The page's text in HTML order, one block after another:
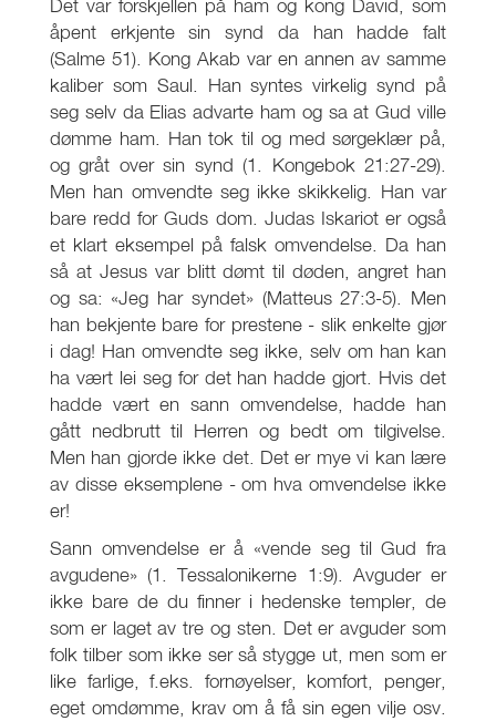
Det var forskjellen på ham og kong David, som
åpent erkjente sin synd da han hadde falt
(Salme 51). Kong Akab var en annen av samme
kaliber som Saul. Han syntes virkelig synd på
seg selv da Elias advarte ham og sa at Gud ville
dømme ham. Han tok til og med sørgeklær på,
og gråt over sin synd (1. Kongebok 21:27-29).
Men han omvendte seg ikke skikkelig. Han var
bare redd for Guds dom. Judas Iskariot er også
et klart eksempel på falsk omvendelse. Da han
så at Jesus var blitt dømt til døden, angret han
og sa: «Jeg har syndet» (Matteus 27:3-5). Men
han bekjente bare for prestene - slik enkelte gjør
i dag! Han omvendte seg ikke, selv om han kan
ha vært lei seg for det han hadde gjort. Hvis det
hadde vært en sann omvendelse, hadde han
gått nedbrutt til Herren og bedt om tilgivelse.
Men han gjorde ikke det. Det er mye vi kan lære
av disse eksemplene - om hva omvendelse ikke
er!
Sann omvendelse er å «vende seg til Gud fra
avgudene» (1. Tessalonikerne 1:9). Avguder er
ikke bare de du finner i hedenske templer, de
som er laget av tre og sten. Det er avguder som
folk tilber som ikke ser så stygge ut, men som er
like farlige, f.eks. fornøyelser, komfort, penger,
eget omdømme, krav om å få sin egen vilje osv.